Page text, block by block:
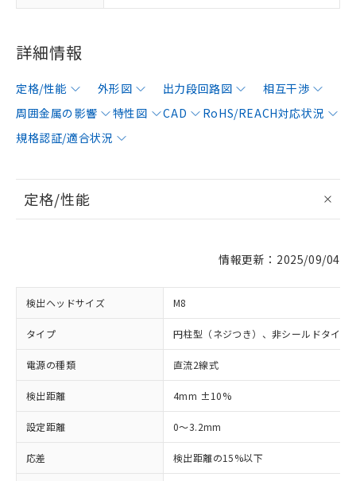
詳細情報
定格/性能 外形図 出力段回路図
相互干渉
周囲金属の影響
特性図 CAD
RoHS/REACH対応状況
規格認証/適合状況
定格/性能
情報更新：2025/09/04
検出ヘッドサイズ M8
タイプ 円柱型（ネジつき）、非シールドタイプ
電源の種類 直流2線式
検出距離 4mm ±10%
設定距離 0～3.2mm
応差 検出距離の15%以下